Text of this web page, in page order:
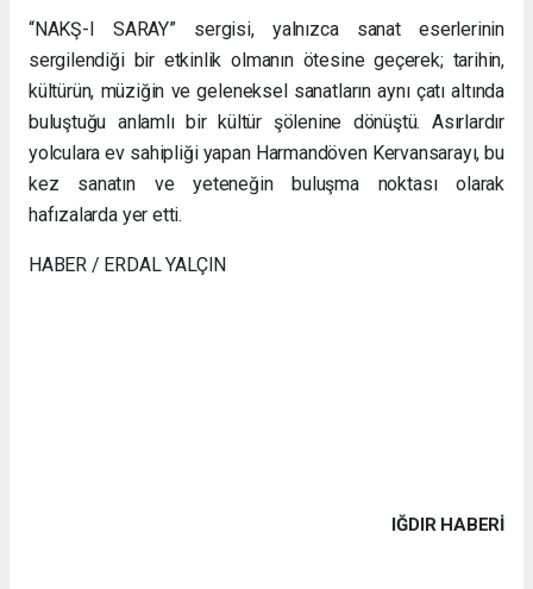
“NAKŞ-I SARAY” sergisi, yalnızca sanat eserlerinin
sergilendiği bir etkinlik olmanın ötesine geçerek; tarihin,
kültürün, müziğin ve geleneksel sanatların aynı çatı altında
buluştuğu anlamlı bir kültür şölenine dönüştü. Asırlardır
yolculara ev sahipliği yapan Harmandöven Kervansarayı, bu
kez sanatın ve yeteneğin buluşma noktası olarak
hafızalarda yer etti.
HABER / ERDAL YALÇIN
IĞDIR HABERİ